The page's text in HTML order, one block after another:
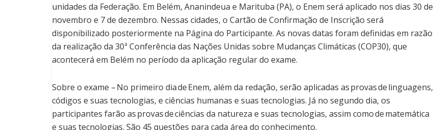
unidades da Federação. Em Belém, Ananindeua e Marituba (PA), o Enem será aplicado nos dias 30 de
novembro e 7 de dezembro. Nessas cidades, o Cartão de Confirmação de Inscrição será
disponibilizado posteriormente na Página do Participante. As novas datas foram definidas em razão
da realização da 30ª Conferência das Nações Unidas sobre Mudanças Climáticas (COP30), que
acontecerá em Belém no período da aplicação regular do exame.
Sobre o exame – No primeiro dia de Enem, além da redação, serão aplicadas as provas de linguagens,
códigos e suas tecnologias, e ciências humanas e suas tecnologias. Já no segundo dia, os
participantes farão as provas de ciências da natureza e suas tecnologias, assim como de matemática
e suas tecnologias. São 45 questões para cada área do conhecimento.